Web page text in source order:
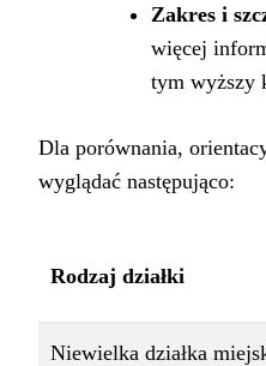
Zakres i
więcej
tym wyższy
Dla porównania,
wyglądać następująco:
Rodzaj działki
Niewielka działka